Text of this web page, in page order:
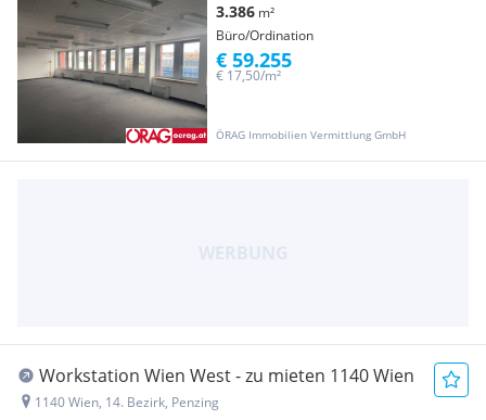
3.386 m²
Büro/Ordination
ÖRAG Immobilien Vermittlung GmbH
€ 17,50/m²
€ 59.255
Workstation Wien West - zu mieten 1140 Wien
1140 Wien, 14. Bezirk, Penzing